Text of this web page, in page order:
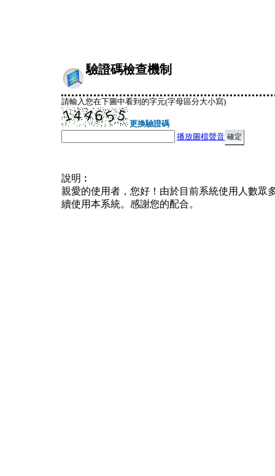
驗證碼檢查機制
請輸入您在下圖中看到的字元(字母區分大小寫)
更換驗證碼
播放圖檔聲音
說明︰
親愛的使用者，您好！由於目前系統使用人數眾
續使用本系統。感謝您的配合。